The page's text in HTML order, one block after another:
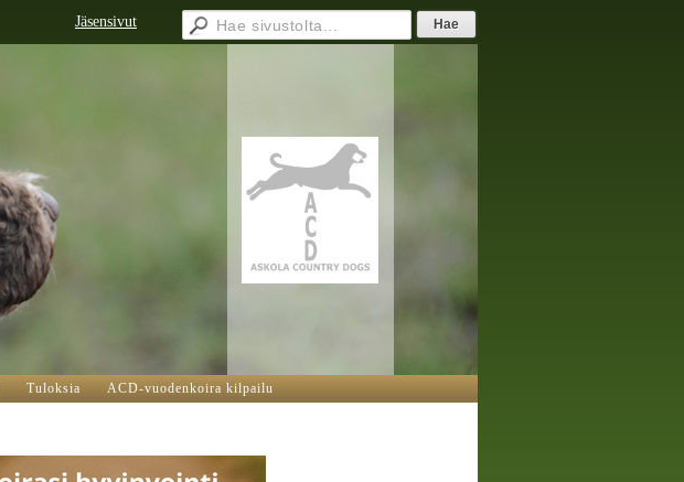
Jäsensivut
Tuloksia ACD-vuodenkoira kilpailu